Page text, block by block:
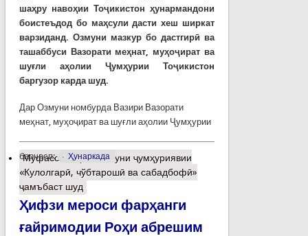
шаҳру навоҳии Тоҷикистон ҳунармандони
боистеъдод бо маҳсули дасти хеш ширкат
варзиданд. Озмуни мазкур бо дастгирӣ ва
ташаббуси Вазорати меҳнат, муҳоҷират ва
шуғли аҳолии Ҷумҳурии Тоҷикистон
баргузор карда шуд.
Дар Озмуни номбурда Вазири Вазорати
меҳнат, муҳоҷират ва шуғли аҳолии Ҷумҳурии
барчасп: Ҳунаркада
Муфассалтаро Озмуни ҷумҳуриявии
«Кулолгарӣ, чўбтарошӣ ва сабадбофӣ»
ҷамъбаст шуд
Ҳифзи мероси фарҳанги
ғайримодии Роҳи абрешим